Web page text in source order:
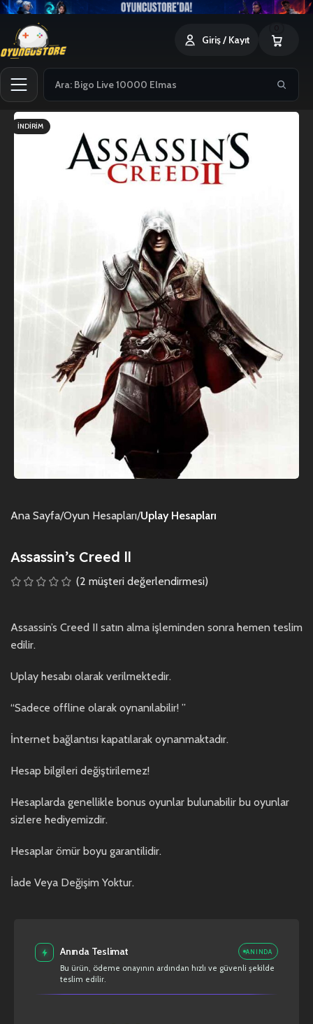
Giriş / Kayıt
İNDIRIM
Ana Sayfa Oyun Hesapları Uplay Hesapları
Assassin’s Creed ll
(2 müşteri değerlendirmesi)
Assassin’s Creed II satın alma işleminden sonra hemen teslim
edilir.
Uplay hesabı olarak verilmektedir.
“Sadece offline olarak oynanılabilir! ”
İnternet bağlantısı kapatılarak oynanmaktadır.
Hesap bilgileri değiştirilemez!
Hesaplarda genellikle bonus oyunlar bulunabilir bu oyunlar
sizlere hediyemizdir.
Hesaplar ömür boyu garantilidir.
İade Veya Değişim Yoktur.
Anında Teslimat ANINDA
Bu ürün, ödeme onayının ardından hızlı ve güvenli şekilde
teslim edilir.